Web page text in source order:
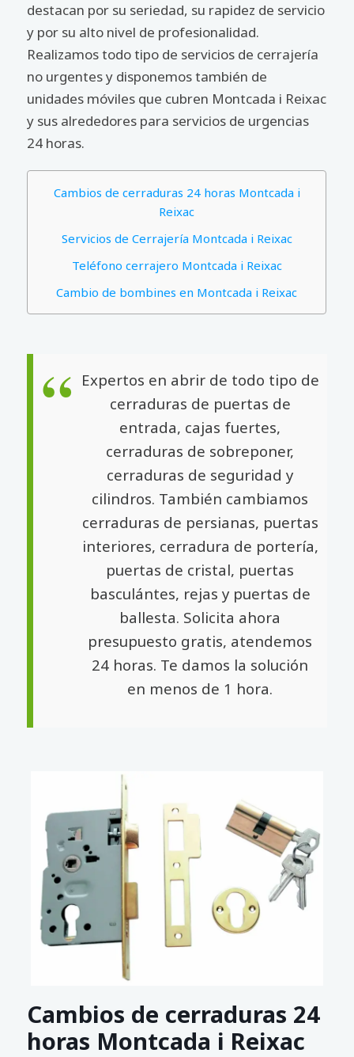
destacan por su seriedad, su rapidez de servicio
y por su alto nivel de profesionalidad.
Realizamos todo tipo de servicios de cerrajería
no urgentes y disponemos también de
unidades móviles que cubren Montcada i Reixac
y sus alrededores para servicios de urgencias
24 horas.
Cambios de cerraduras 24 horas Montcada i
Reixac
Servicios de Cerrajería Montcada i Reixac
Teléfono cerrajero Montcada i Reixac
Cambio de bombines en Montcada i Reixac
Expertos en abrir de todo tipo de
cerraduras de puertas de
entrada, cajas fuertes,
cerraduras de sobreponer,
cerraduras de seguridad y
cilindros. También cambiamos
cerraduras de persianas, puertas
interiores, cerradura de portería,
puertas de cristal, puertas
basculántes, rejas y puertas de
ballesta. Solicita ahora
presupuesto gratis, atendemos
24 horas. Te damos la solución
en menos de 1 hora.
Cambios de cerraduras 24
horas Montcada i Reixac